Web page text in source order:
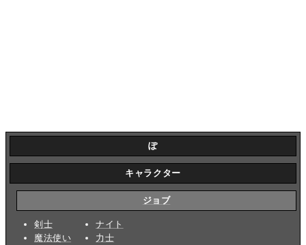
ぽ
キャラクター
ジョブ
剣士
魔法使い
ナイト
力士